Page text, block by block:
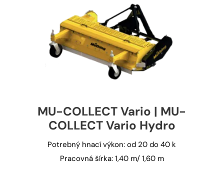
MU-COLLECT Vario | MU-
COLLECT Vario Hydro
Potrebný hnací výkon: od 20 do 40 k
Pracovná šírka: 1,40 m/ 1,60 m